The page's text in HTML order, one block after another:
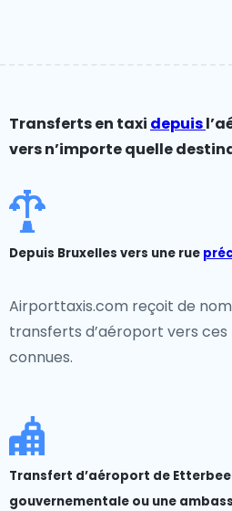
Transferts en taxi depuis
vers n’importe quelle
Depuis Bruxelles vers une rue
Airporttaxis.com reçoit de
transferts d’aéroport vers ces
connues.
Transfert d’aéroport de
gouvernementale ou une